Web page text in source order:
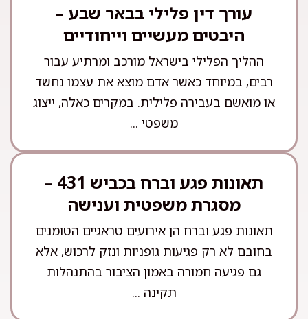
עורך דין פלילי בבאר שבע –
היבטים מעשיים וייחודיים
ההליך הפלילי בישראל מורכב ומרתיע עבור
רבים, במיוחד כאשר אדם מוצא את עצמו נחשד
או מואשם בעבירה פלילית. במקרים כאלה, ייצוג
משפטי ...
תאונות פגע וברח בכביש 431 –
מסגרת משפטית וענישה
תאונות פגע וברח הן אירועים טראגיים הטומנים
בחובם לא רק פגיעות גופניות ונזק לרכוש, אלא
גם פגיעה חמורה באמון הציבור בהתנהלות
תקינה ...